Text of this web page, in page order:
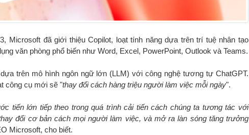
Microsoft đã giới thiệu Copilot, loạt tính năng dựa trên trí tuệ nhân tạo
văn phòng phổ biến như Word, Excel, PowerPoint, Outlook và Teams.
trên mô hình ngôn ngữ lớn (LLM) với công nghệ tương tự ChatGPT.
công cụ mới sẽ "thay đổi cách hàng triệu người làm việc mỗi ngày".
tiến lớn tiếp theo trong quá trình cải tiến cách chúng ta tương tác với
đổi cơ bản cách mọi người làm việc, và mở ra làn sóng tăng trưởng
Microsoft, cho biết.